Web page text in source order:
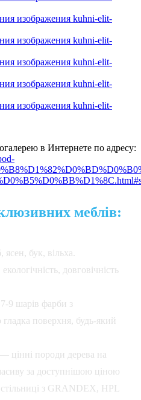
в Интернете по адресу:
меблів:
бук, вільха.
довговічність
9 шарів фарби з
гладка поверхня, будь-який
— цінні породи дерева на
за доступнішою ціною
з GRANDEX, HPL